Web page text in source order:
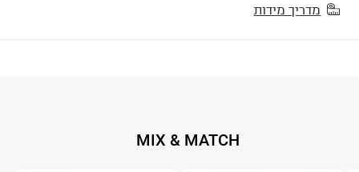
מדריך מידות
MIX & MATCH